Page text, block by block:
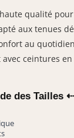
qualité
aux tenues
au
ceintures
des Tailles